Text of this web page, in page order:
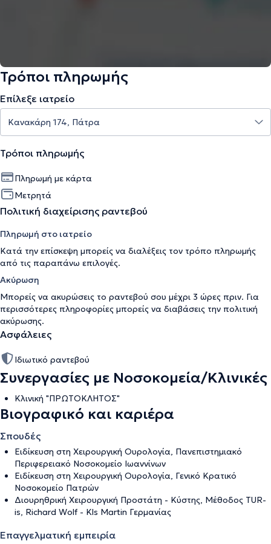
Τρόποι πληρωμής
Επίλεξε ιατρείο
Τρόποι πληρωμής
Πληρωμή με κάρτα
Μετρητά
Πολιτική διαχείρισης ραντεβού
Πληρωμή στο ιατρείο
Κατά την επίσκεψη μπορείς να διαλέξεις τον τρόπο πληρωμής
από τις παραπάνω επιλογές.
Ακύρωση
Μπορείς να ακυρώσεις το ραντεβού σου μέχρι 3 ώρες πριν. Για
περισσότερες πληροφορίες μπορείς να διαβάσεις την πολιτική
ακύρωσης.
Ασφάλειες
Ιδιωτικό ραντεβού
Συνεργασίες με Νοσοκομεία/Κλινικές
Κλινική "ΠΡΩΤΟΚΛΗΤΟΣ"
Βιογραφικό και καριέρα
Σπουδές
Ειδίκευση στη Χειρουργική Ουρολογία, Πανεπιστημιακό
Περιφερειακό Νοσοκομείο Ιωαννίνων
Ειδίκευση στη Χειρουργική Ουρολογία, Γενικό Κρατικό
Νοσοκομείο Πατρών
Διουρηθρική Χειρουργική Προστάτη - Κύστης, Μέθοδος TUR-
is, Richard Wolf - Kls Martin Γερμανίας
Επαγγελματική εμπειρία